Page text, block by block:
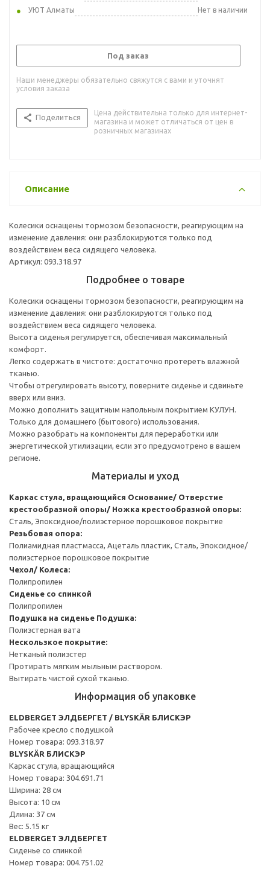
УЮТ Алматы
Нет в наличии
Под заказ
Наши менеджеры обязательно свяжутся с вами и уточнят
условия заказа
Поделиться
Цена действительна только для интернет-
магазина и может отличаться от цен в
розничных магазинах
Описание
Колесики оснащены тормозом безопасности, реагирующим на
изменение давления: они разблокируются только под
воздействием веса сидящего человека.
Артикул: 093.318.97
Подробнее о товаре
Колесики оснащены тормозом безопасности, реагирующим на
изменение давления: они разблокируются только под
воздействием веса сидящего человека.
Высота сиденья регулируется, обеспечивая максимальный
комфорт.
Легко содержать в чистоте: достаточно протереть влажной
тканью.
Чтобы отрегулировать высоту, поверните сиденье и сдвиньте
вверх или вниз.
Можно дополнить защитным напольным покрытием КУЛУН.
Только для домашнего (бытового) использования.
Можно разобрать на компоненты для переработки или
энергетической утилизации, если это предусмотрено в вашем
регионе.
Материалы и уход
Каркас стула, вращающийся Основание/ Отверстие
крестообразной опоры/ Ножка крестообразной опоры:
Сталь, Эпоксидное/полиэстерное порошковое покрытие
Резьбовая опора:
Полиамидная пластмасса, Ацеталь пластик, Сталь, Эпоксидное/
полиэстерное порошковое покрытие
Чехол/ Колеса:
Полипропилен
Сиденье со спинкой
Полипропилен
Подушка на сиденье Подушка:
Полиэстерная вата
Нескользкое покрытие:
Нетканый полиэстер
Протирать мягким мыльным раствором.
Вытирать чистой сухой тканью.
Информация об упаковке
ELDBERGET ЭЛДБЕРГЕТ / BLYSKÄR БЛИСКЭР
Рабочее кресло c подушкой
Номер товара: 093.318.97
BLYSKÄR БЛИСКЭР
Каркас стула, вращающийся
Номер товара: 304.691.71
Ширина: 28 см
Высота: 10 см
Длина: 37 см
Вес: 5.15 кг
ELDBERGET ЭЛДБЕРГЕТ
Сиденье со спинкой
Номер товара: 004.751.02